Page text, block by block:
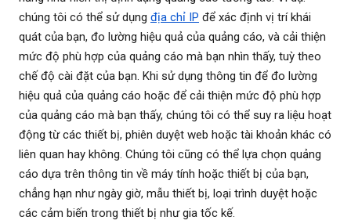
chúng tôi có thể sử dụng địa chỉ IP để xác định vị trí khái
quát của bạn, đo lường hiệu quả của quảng cáo, và cải thiện
mức độ phù hợp của quảng cáo mà bạn nhìn thấy, tuỳ theo
chế độ cài đặt của bạn. Khi sử dụng thông tin để đo lường
hiệu quả của quảng cáo hoặc để cải thiện mức độ phù hợp
của quảng cáo mà bạn thấy, chúng tôi có thể suy ra liệu hoạt
động từ các thiết bị, phiên duyệt web hoặc tài khoản khác có
liên quan hay không. Chúng tôi cũng có thể lựa chọn quảng
cáo dựa trên thông tin về máy tính hoặc thiết bị của bạn,
chẳng hạn như ngày giờ, mẫu thiết bị, loại trình duyệt hoặc
các cảm biến trong thiết bị như gia tốc kế.